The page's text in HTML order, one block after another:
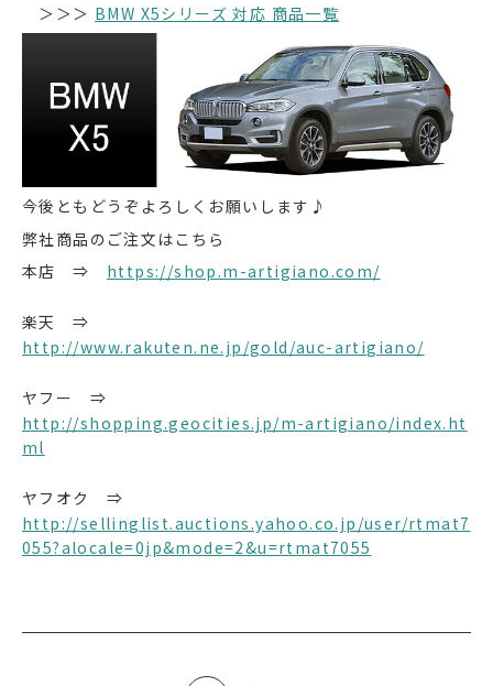
＞＞＞ BMW X5シリーズ 対応 商品一覧
今後ともどうぞよろしくお願いします♪
弊社商品のご注文はこちら
本店 ⇒ https://shop.m-artigiano.com/
楽天 ⇒
http://www.rakuten.ne.jp/gold/auc-artigiano/
ヤフー ⇒
http://shopping.geocities.jp/m-artigiano/index.ht
ml
ヤフオク ⇒
http://sellinglist.auctions.yahoo.co.jp/user/rtmat7
055?alocale=0jp&mode=2&u=rtmat7055